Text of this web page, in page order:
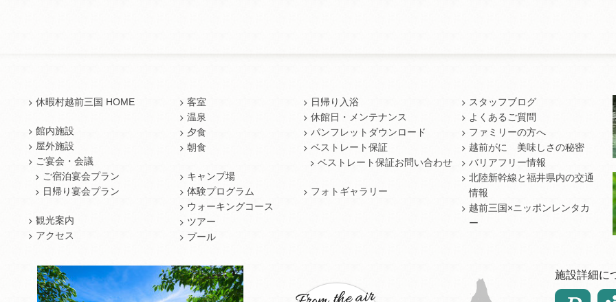
休暇村越前三国 HOME
館内施設
屋外施設
ご宴会・会議
ご宿泊宴会プラン
日帰り宴会プラン
観光案内
アクセス
客室
温泉
夕食
朝食
キャンプ場
体験プログラム
ウォーキングコース
ツアー
プール
日帰り入浴
休館日・メンテナンス
パンフレットダウンロード
ベストレート保証
ベストレート保証お問い合わせ
フォトギャラリー
スタッフブログ
よくあるご質問
ファミリーの方へ
越前がに 美味しさの秘密
バリアフリー情報
北陸新幹線と福井県内の交通
情報
越前三国×ニッポンレンタカ
ー
施設詳細に